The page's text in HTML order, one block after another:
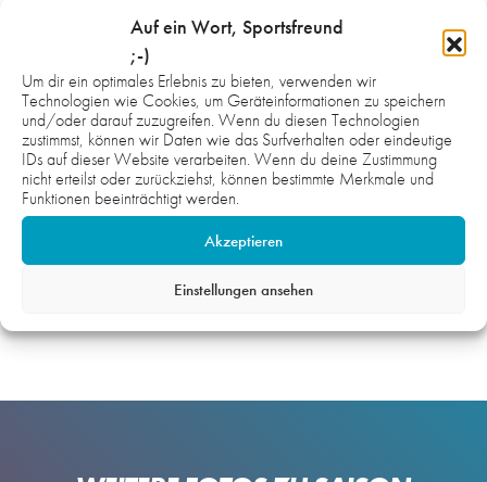
Auf ein Wort, Sportsfreund
;-)
Um dir ein optimales Erlebnis zu bieten, verwenden wir
Technologien wie Cookies, um Geräteinformationen zu speichern
und/oder darauf zuzugreifen. Wenn du diesen Technologien
zustimmst, können wir Daten wie das Surfverhalten oder eindeutige
IDs auf dieser Website verarbeiten. Wenn du deine Zustimmung
nicht erteilst oder zurückziehst, können bestimmte Merkmale und
Funktionen beeinträchtigt werden.
Akzeptieren
Einstellungen ansehen
Hinweis:
Die Fotos auf der gesamten Webseite sind urheberrechtlich
geschützt und nicht zur honorarfreien Übernahme
freigegeben. Wenn Sie Interesse und Bedarf an Fotomaterial
haben, setzen Sie sich gerne mit uns in Verbindung. Wir
unterstützen gerne und stellen bei Bedarf einen Kontakt zum